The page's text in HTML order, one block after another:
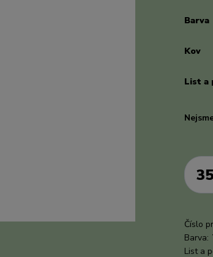
Barva
Kov
List a
Číslo
Barva:
List a